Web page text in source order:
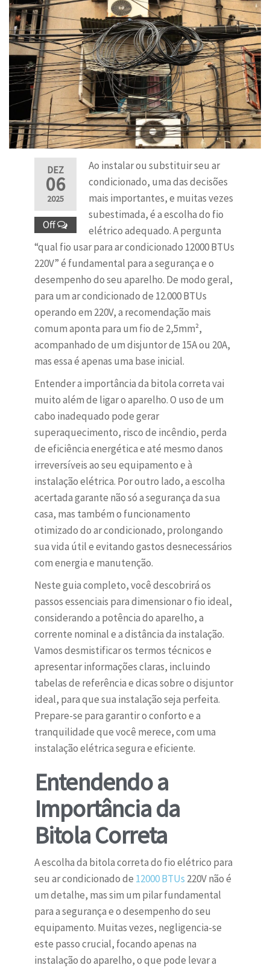
DEZ
06
2025
Off
Ao instalar ou substituir seu ar
condicionado, uma das decisões
mais importantes, e muitas vezes
subestimada, é a escolha do fio
elétrico adequado. A pergunta
“qual fio usar para ar condicionado 12000 BTUs
220V” é fundamental para a segurança e o
desempenho do seu aparelho. De modo geral,
para um ar condicionado de 12.000 BTUs
operando em 220V, a recomendação mais
comum aponta para um fio de 2,5mm²,
acompanhado de um disjuntor de 15A ou 20A,
mas essa é apenas uma base inicial.
Entender a importância da bitola correta vai
muito além de ligar o aparelho. O uso de um
cabo inadequado pode gerar
superaquecimento, risco de incêndio, perda
de eficiência energética e até mesmo danos
irreversíveis ao seu equipamento e à
instalação elétrica. Por outro lado, a escolha
acertada garante não só a segurança da sua
casa, mas também o funcionamento
otimizado do ar condicionado, prolongando
sua vida útil e evitando gastos desnecessários
com energia e manutenção.
Neste guia completo, você descobrirá os
passos essenciais para dimensionar o fio ideal,
considerando a potência do aparelho, a
corrente nominal e a distância da instalação.
Vamos desmistificar os termos técnicos e
apresentar informações claras, incluindo
tabelas de referência e dicas sobre o disjuntor
ideal, para que sua instalação seja perfeita.
Prepare-se para garantir o conforto e a
tranquilidade que você merece, com uma
instalação elétrica segura e eficiente.
Entendendo a
Importância da
Bitola Correta
A escolha da bitola correta do fio elétrico para
seu ar condicionado de 12000 BTUs 220V não é
um detalhe, mas sim um pilar fundamental
para a segurança e o desempenho do seu
equipamento. Muitas vezes, negligencia-se
este passo crucial, focando apenas na
instalação do aparelho, o que pode levar a